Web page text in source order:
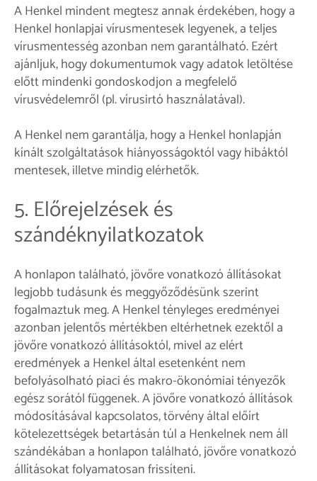
A Henkel mindent megtesz annak érdekében, hogy a
Henkel honlapjai vírusmentesek legyenek, a teljes
vírusmentesség azonban nem garantálható. Ezért
ajánljuk, hogy dokumentumok vagy adatok letöltése
előtt mindenki gondoskodjon a megfelelő
vírusvédelemről (pl. vírusirtó használatával).
A Henkel nem garantálja, hogy a Henkel honlapján
kínált szolgáltatások hiányosságoktól vagy hibáktól
mentesek, illetve mindig elérhetők.
5. Előrejelzések és
szándéknyilatkozatok
A honlapon található, jövőre vonatkozó állításokat
legjobb tudásunk és meggyőződésünk szerint
fogalmaztuk meg. A Henkel tényleges eredményei
azonban jelentős mértékben eltérhetnek ezektől a
jövőre vonatkozó állításoktól, mivel az elért
eredmények a Henkel által esetenként nem
befolyásolható piaci és makro-ökonómiai tényezők
egész sorától függenek. A jövőre vonatkozó állítások
módosításával kapcsolatos, törvény által előírt
kötelezettségek betartásán túl a Henkelnek nem áll
szándékában a honlapon található, jövőre vonatkozó
állításokat folyamatosan frissíteni.